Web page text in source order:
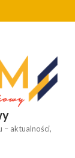
– aktualności,